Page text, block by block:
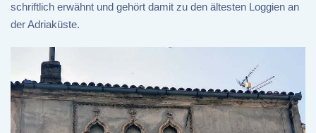
schriftlich erwähnt und gehört damit zu den ältesten Loggien an
der Adriaküste.